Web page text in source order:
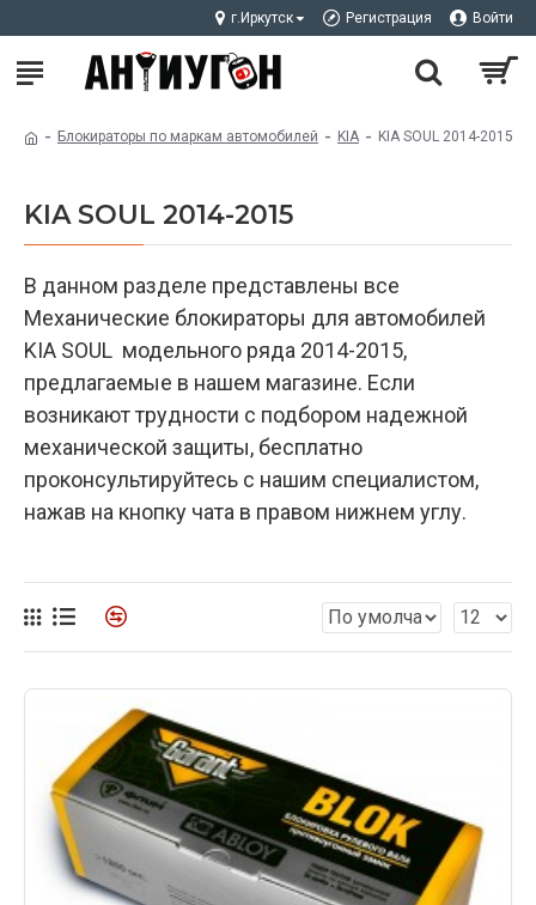
г.Иркутск Регистрация Войти
Блокираторы по маркам автомобилей KIA KIA SOUL 2014-2015
KIA SOUL 2014-2015
В данном разделе представлены все
Механические блокираторы для автомобилей
KIA SOUL модельного ряда 2014-2015,
предлагаемые в нашем магазине. Если
возникают трудности с подбором надежной
механической защиты, бесплатно
проконсультируйтесь с нашим специалистом,
нажав на кнопку чата в правом нижнем углу.